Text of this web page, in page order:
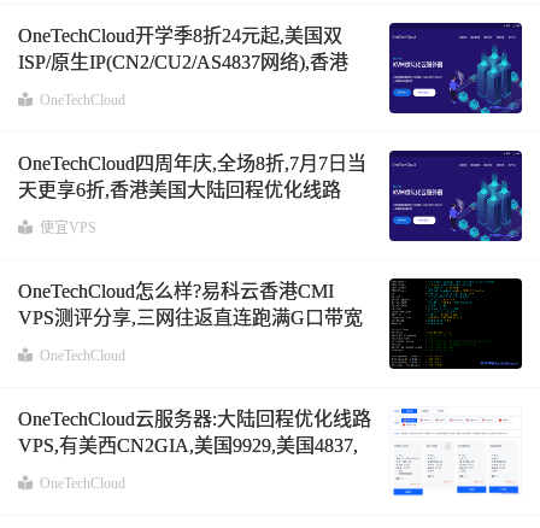
OneTechCloud开学季8折24元起,美国双
ISP/原生IP(CN2/CU2/AS4837网络),香港
CMI/CN2高速系列
OneTechCloud
OneTechCloud四周年庆,全场8折,7月7日当
天更享6折,香港美国大陆回程优化线路
VPS
便宜VPS
OneTechCloud怎么样?易科云香港CMI
VPS测评分享,三网往返直连跑满G口带宽
OneTechCloud
OneTechCloud云服务器:大陆回程优化线路
VPS,有美西CN2GIA,美国9929,美国4837,
美国9929-ISP,美国4837-ISP,美国CERA,香
OneTechCloud